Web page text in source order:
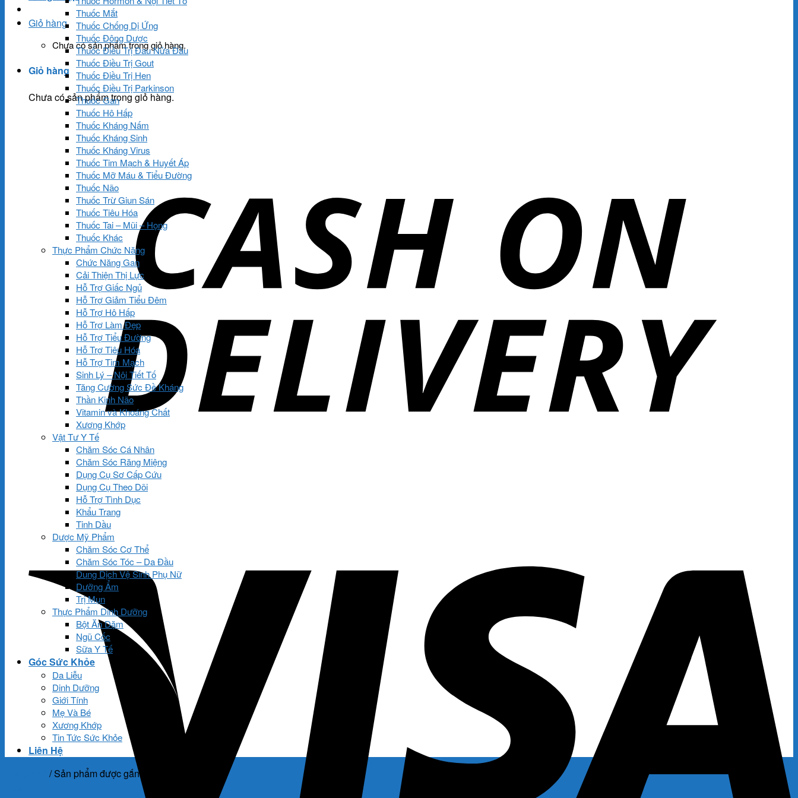
Giỏ hàng
Chưa có sản phẩm trong giỏ hàng.
Giỏ hàng
Chưa có sản phẩm trong giỏ hàng.
Thuốc Mắt
Thuốc Chống Dị Ứng
Thuốc Đông Dược
Thuốc Điều Trị Đau Nửa Đầu
Thuốc Điều Trị Gout
Thuốc Điều Trị Hen
Thuốc Điều Trị Parkinson
Thuốc Gan
Thuốc Hô Hấp
Thuốc Kháng Nấm
Thuốc Kháng Sinh
Thuốc Kháng Virus
Thuốc Tim Mạch & Huyết Áp
Thuốc Mỡ Máu & Tiểu Đường
Thuốc Não
Thuốc Trừ Giun Sán
Thuốc Tiêu Hóa
Thuốc Tai – Mũi – Họng
Thuốc Khác
Thực Phẩm Chức Năng
Chức Năng Gan
Cải Thiện Thị Lực
Hỗ Trợ Giấc Ngủ
Hỗ Trợ Giảm Tiểu Đêm
Hỗ Trợ Hô Hấp
Hỗ Trợ Làm Đẹp
Hỗ Trợ Tiểu Đường
Hỗ Trợ Tiêu Hóa
Hỗ Trợ Tim Mạch
Sinh Lý – Nội Tiết Tố
Tăng Cường Sức Đề Kháng
Thần Kinh Não
Vitamin và Khoáng Chất
Xương Khớp
Vật Tư Y Tế
Chăm Sóc Cá Nhân
Chăm Sóc Răng Miệng
Dụng Cụ Sơ Cấp Cứu
Dụng Cụ Theo Dõi
Hỗ Trợ Tình Dục
Khẩu Trang
Tinh Dầu
Dược Mỹ Phẩm
Chăm Sóc Cơ Thể
Chăm Sóc Tóc – Da Đầu
Dung Dịch Vệ Sinh Phụ Nữ
Dưỡng Ẩm
Trị Mụn
Thực Phẩm Dinh Dưỡng
Bột Ăn Dặm
Ngũ Cốc
Sữa Y Tế
Góc Sức Khỏe
Da Liễu
Dinh Dưỡng
Giới Tính
Mẹ Và Bé
Xương Khớp
Tin Tức Sức Khỏe
Liên Hệ
/Sản phẩm được gắn thẻ “Loạn nhịp tim”